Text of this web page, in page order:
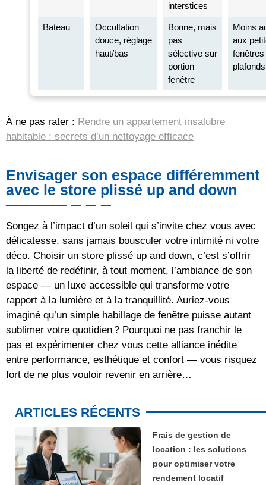
interstices
Bateau
Occultation
douce, réglage
haut/bas
Bonne, mais
pas
sélective sur
portion
fenêtre
Moins
aux
fenêtres
À ne pas rater : Rendre un appartement insalubre
habitable : secrets d’un nettoyage efficace
Envisager son espace différemment
avec le store plissé up and down
Songez à l’impact d’un soleil qui s’invite chez vous avec
délicatesse, sans jamais bousculer votre intimité ni votre
déco. Choisir un store plissé up and down, c’est s’offrir
la liberté de redéfinir, à tout moment, l’ambiance de son
espace — un luxe accessible qui transforme votre
rapport à la lumière et à la tranquillité. Auriez-vous
imaginé qu’un simple habillage de fenêtre puisse autant
sublimer votre quotidien ? Pourquoi ne pas franchir le
pas et expérimenter chez vous cette alliance inédite
entre performance, esthétique et confort — vous risquez
fort de ne plus vouloir revenir en arrière…
ARTICLES RÉCENTS
Frais de gestion de
location : les solutions
pour optimiser votre
rendement locatif